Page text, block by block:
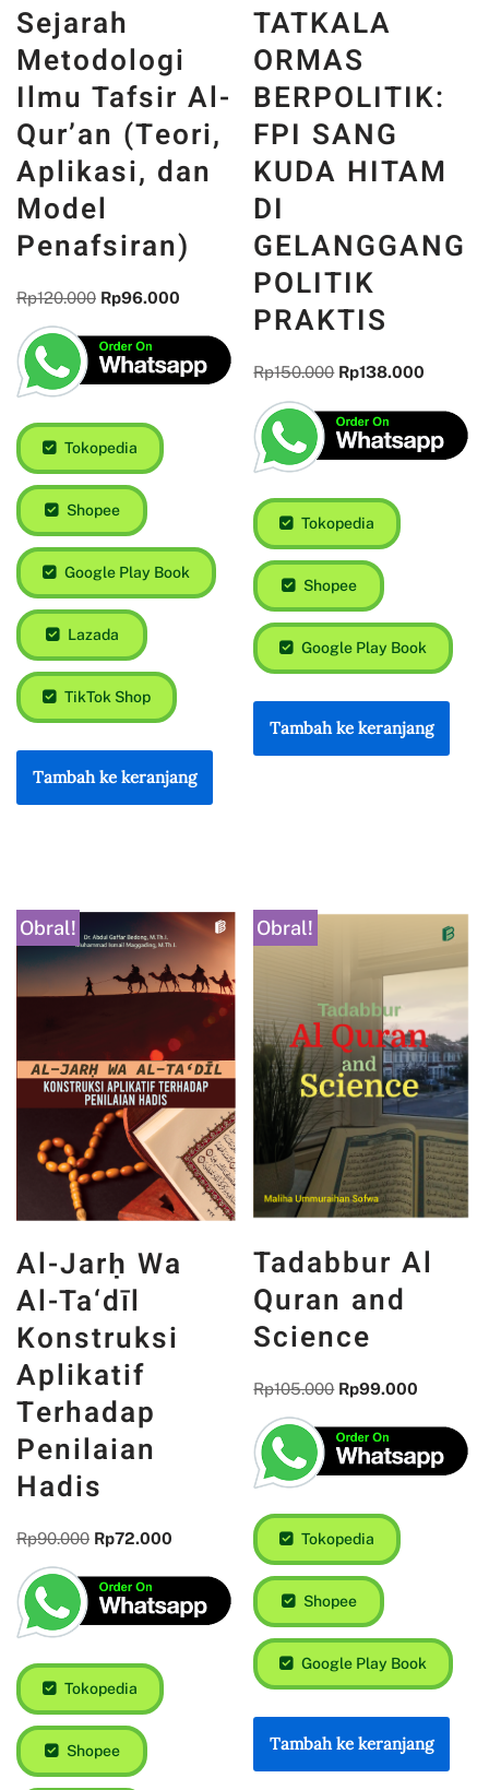
Sejarah
Metodologi
Ilmu Tafsir Al-
Qur’an (Teori,
Aplikasi, dan
Model
Penafsiran)
Rp120.000 Rp96.000
Tokopedia
Shopee
Google Play Book
Lazada
TikTok Shop
Tambah ke keranjang
TATKALA
ORMAS
BERPOLITIK:
FPI SANG
KUDA HITAM
DI
GELANGGANG
POLITIK
PRAKTIS
Rp150.000 Rp138.000
Tokopedia
Shopee
Google Play Book
Tambah ke keranjang
Obral!
Al-Jarḥ Wa
Al-Ta‘dīl
Konstruksi
Aplikatif
Terhadap
Penilaian
Hadis
Rp90.000 Rp72.000
Tokopedia
Shopee
Obral!
Tadabbur Al
Quran and
Science
Rp105.000 Rp99.000
Tokopedia
Shopee
Google Play Book
Tambah ke keranjang